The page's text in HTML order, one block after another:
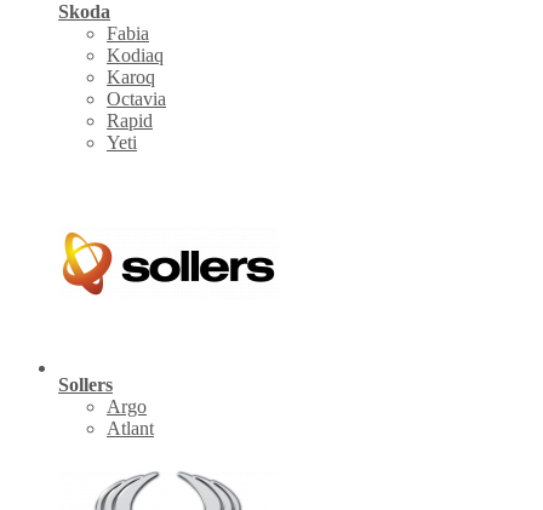
Skoda
Fabia
Kodiaq
Karoq
Octavia
Rapid
Yeti
Sollers
Argo
Atlant